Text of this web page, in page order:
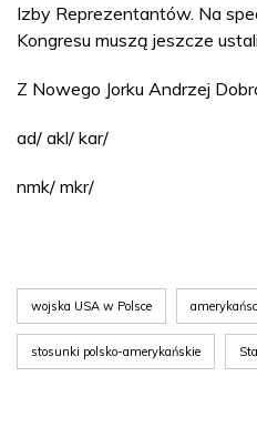
Izby Reprezentantów. Na
Kongresu muszą jeszcze
Z Nowego Jorku Andrzej
ad/ akl/ kar/
nmk/ mkr/
wojska USA w Polsce
stosunki polsko-amerykańskie